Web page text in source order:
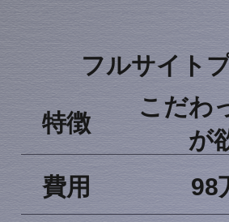
​費用 98
フルサイト
​特徴​
こだわ
が